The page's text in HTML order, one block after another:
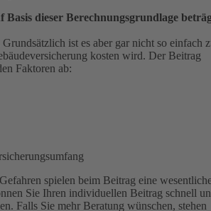
Basis dieser Berechnungsgrundlage
Grundsätzlich ist es aber gar nicht so einfach
kosten wird. Der Beitrag
Faktoren ab:
spielen beim Beitrag eine
Sie Ihren individuellen Beitrag schnell
Falls Sie mehr Beratung wünschen, stehen